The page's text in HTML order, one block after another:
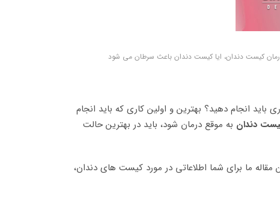
کیست دندان، ایا کیست دندان باعث سرطان می شود
باید انجام دهید؟ بهترین و اولین کاری که باید انجام
دندان به موقع درمان شود، باید در بهترین حالت
ما برای شما اطلاعاتی در مورد کیست های دندان،